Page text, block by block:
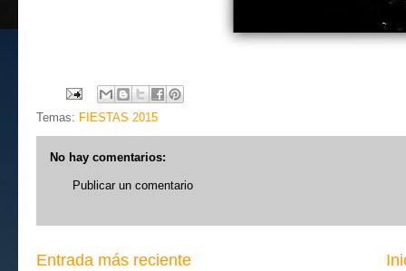
Temas: FIESTAS 2015
No hay comentarios:
Publicar un comentario
Entrada más reciente